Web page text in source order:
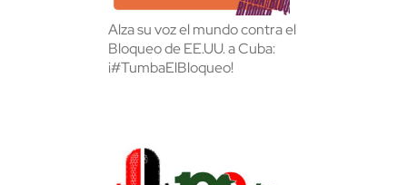
Alza su voz el mundo contra el
Bloqueo de EE.UU. a Cuba:
¡#TumbaElBloqueo!